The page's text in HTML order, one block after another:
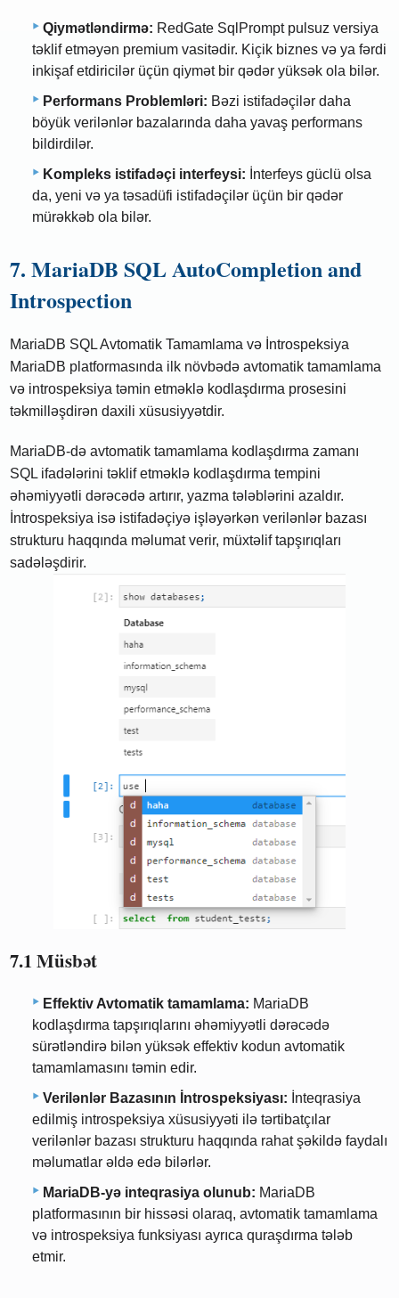
Qiymətləndirmə: RedGate SqlPrompt pulsuz versiya
təklif etməyən premium vasitədir. Kiçik biznes və ya fərdi
inkişaf etdiricilər üçün qiymət bir qədər yüksək ola bilər.
Performans Problemləri: Bəzi istifadəçilər daha
böyük verilənlər bazalarında daha yavaş performans
bildirdilər.
Kompleks istifadəçi interfeysi: İnterfeys güclü olsa
da, yeni və ya təsadüfi istifadəçilər üçün bir qədər
mürəkkəb ola bilər.
7. MariaDB SQL AutoCompletion and
Introspection
MariaDB SQL Avtomatik Tamamlama və İntrospeksiya
MariaDB platformasında ilk növbədə avtomatik tamamlama
və introspeksiya təmin etməklə kodlaşdırma prosesini
təkmilləşdirən daxili xüsusiyyətdir.
MariaDB-də avtomatik tamamlama kodlaşdırma zamanı
SQL ifadələrini təklif etməklə kodlaşdırma tempini
əhəmiyyətli dərəcədə artırır, yazma tələblərini azaldır.
İntrospeksiya isə istifadəçiyə işləyərkən verilənlər bazası
strukturu haqqında məlumat verir, müxtəlif tapşırıqları
sadələşdirir.
7.1 Müsbət
Effektiv Avtomatik tamamlama: MariaDB
kodlaşdırma tapşırıqlarını əhəmiyyətli dərəcədə
sürətləndirə bilən yüksək effektiv kodun avtomatik
tamamlamasını təmin edir.
Verilənlər Bazasının İntrospeksiyası: İnteqrasiya
edilmiş introspeksiya xüsusiyyəti ilə tərtibatçılar
verilənlər bazası strukturu haqqında rahat şəkildə faydalı
məlumatlar əldə edə bilərlər.
MariaDB-yə inteqrasiya olunub: MariaDB
platformasının bir hissəsi olaraq, avtomatik tamamlama
və introspeksiya funksiyası ayrıca quraşdırma tələb
etmir.